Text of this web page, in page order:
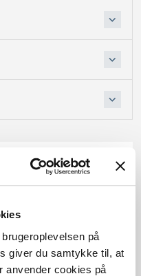
på
giver du samtykke til, at
anvender cookies på